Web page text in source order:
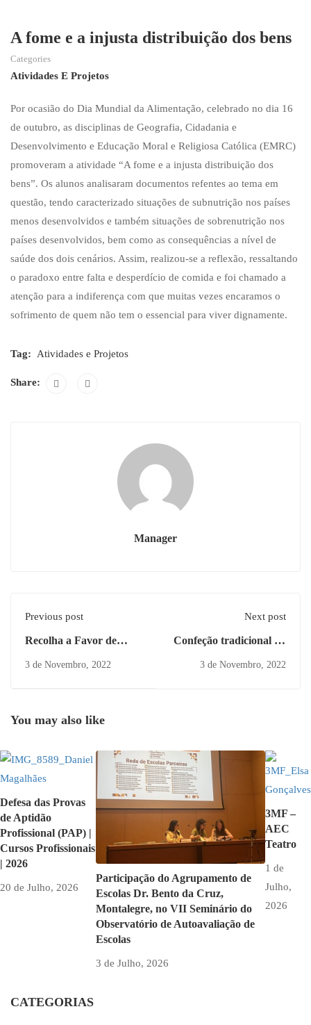
A fome e a injusta distribuição dos bens
Categories
Atividades E Projetos
Por ocasião do Dia Mundial da Alimentação, celebrado no dia 16
de outubro, as disciplinas de Geografia, Cidadania e
Desenvolvimento e Educação Moral e Religiosa Católica (EMRC)
promoveram a atividade “A fome e a injusta distribuição dos
bens”. Os alunos analisaram documentos refentes ao tema em
questão, tendo caracterizado situações de subnutrição nos países
menos desenvolvidos e também situações de sobrenutrição nos
países desenvolvidos, bem como as consequências a nível de
saúde dos dois cenários. Assim, realizou-se a reflexão, ressaltando
o paradoxo entre falta e desperdício de comida e foi chamado a
atenção para a indiferença com que muitas vezes encaramos o
sofrimento de quem não tem o essencial para viver dignamente.
Tag: Atividades e Projetos
Share:
Manager
Previous post
Recolha a Favor de
Moçambique
3 de Novembro, 2022
Next post
Confeção tradicional do
3 de Novembro, 2022
You may also like
Defesa das Provas
de Aptidão
Profissional (PAP) |
Cursos Profissionais
| 2026
20 de Julho, 2026
Participação do Agrupamento de
Escolas Dr. Bento da Cruz,
Montalegre, no VII Seminário do
Observatório de Autoavaliação de
Escolas
3 de Julho, 2026
3MF –
AEC
Teatro
1 de
Julho,
2026
CATEGORIAS